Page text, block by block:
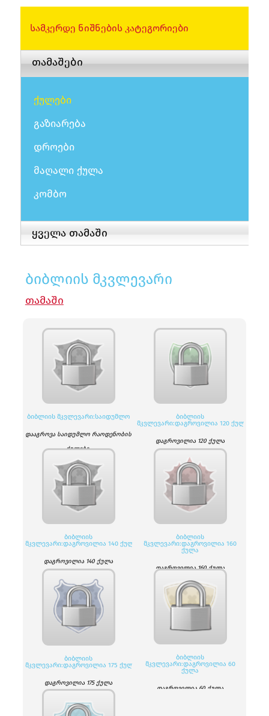
ᲡᲐᲛᲙᲔᲠᲓᲔ ᲜᲘᲨᲜᲔᲑᲘᲡ ᲙᲐᲢᲔᲒᲝᲠᲘᲔᲑᲘ
თამაშები
ქულები
გაზიარება
დროები
მაღალი ქულა
კომბო
ყველა თამაში
ბიბლიის მკვლევარი
ᲗᲐᲛᲐᲨᲘ
ᲑᲘᲑᲚᲘᲘᲡ ᲛᲙᲕᲚᲔᲕᲐᲠᲘ:ᲡᲐᲘᲓᲣᲛᲚᲝ
დააგროვა საიდუმლო რაოდენობის
ქულები.
ᲑᲘᲑᲚᲘᲘᲡ
ᲛᲙᲕᲚᲔᲕᲐᲠᲘ:ᲓᲐᲒᲠᲝᲕᲘᲚᲘᲐ 120 ᲥᲣᲚᲐ
დაგროვილია 120 ქულა
ᲑᲘᲑᲚᲘᲘᲡ
ᲛᲙᲕᲚᲔᲕᲐᲠᲘ:ᲓᲐᲒᲠᲝᲕᲘᲚᲘᲐ 140 ᲥᲣᲚᲐ
დაგროვილია 140 ქულა
ᲑᲘᲑᲚᲘᲘᲡ
ᲛᲙᲕᲚᲔᲕᲐᲠᲘ:ᲓᲐᲒᲠᲝᲕᲘᲚᲘᲐ 160
ᲥᲣᲚᲐ
დაგროვილია 160 ქულა
ᲑᲘᲑᲚᲘᲘᲡ
ᲛᲙᲕᲚᲔᲕᲐᲠᲘ:ᲓᲐᲒᲠᲝᲕᲘᲚᲘᲐ 175 ᲥᲣᲚᲐ
დაგროვილია 175 ქულა
ᲑᲘᲑᲚᲘᲘᲡ
ᲛᲙᲕᲚᲔᲕᲐᲠᲘ:ᲓᲐᲒᲠᲝᲕᲘᲚᲘᲐ 60
ᲥᲣᲚᲐ
დაგროვილია 60 ქულა